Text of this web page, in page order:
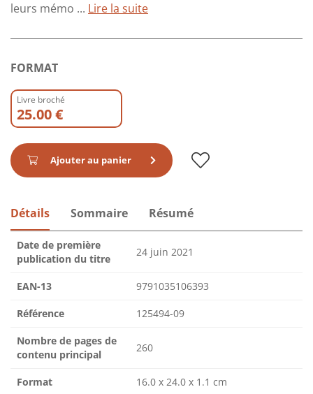
leurs mémo ... Lire la suite
FORMAT
Livre broché
25.00 €
Ajouter au panier
Détails Sommaire Résumé
Date de première
publication du titre
24 juin 2021
EAN-13 9791035106393
Référence 125494-09
Nombre de pages de
contenu principal
260
Format 16.0 x 24.0 x 1.1 cm